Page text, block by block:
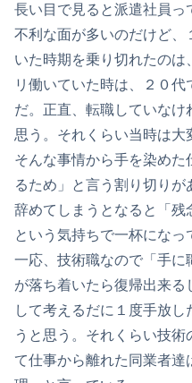
長い目で見ると派遣社員っ
不利な面が多いのだけど、
いた時期を乗り切れたの
リ働いていた時は、２０
だ。正直、転職していなけ
思う。それくらい当時は大
そんな事情から手を染め
るため」と言う割り切り
辞めてしまうとなると「残
という気持ちで一杯になっ
一応、技術職なので「手に
が落ち着いたら復帰出来る
して考えるだに１度手放
うと思う。それくらい技
て仕事から離れた同業者